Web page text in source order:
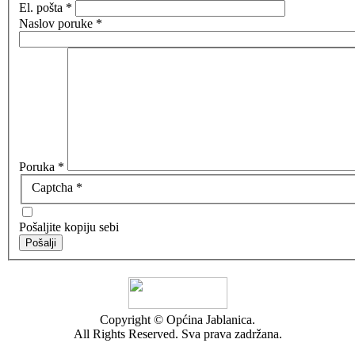
El. pošta *
Naslov poruke *
Poruka *
Captcha *
Pošaljite kopiju sebi
Pošalji
Copyright © Općina Jablanica.
All Rights Reserved. Sva prava zadržana.